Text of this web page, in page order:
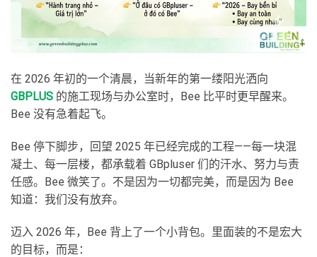
在 2026 年初的一个清晨，当新年的第一缕阳光洒向
GBPLUS 的施工现场与办公室时，Bee 比平时更早醒来。
Bee 没有急着起飞。
Bee 停下脚步，回望 2025 年已经完成的工程——每一块混
凝土、每一层楼，都承载着 GBpluser 们的汗水、努力与责
任感。Bee 微笑了。不是因为一切都完美，而是因为 Bee
知道：我们没有放弃。
迈入 2026 年，Bee 背上了一个小背包。里面装的不是宏大
的目标，而是：